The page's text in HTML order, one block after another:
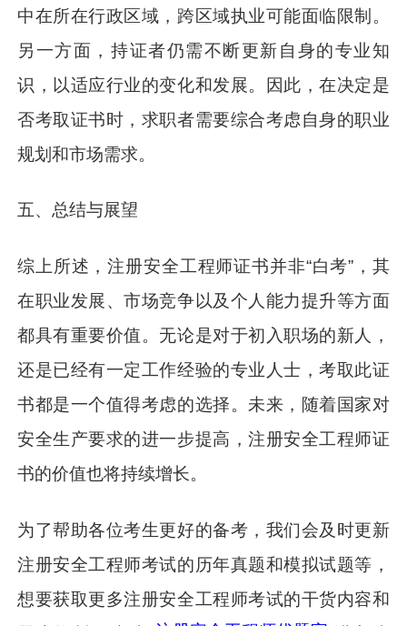
中在所在行政区域，跨区域执业可能面临限制。
另一方面，持证者仍需不断更新自身的专业知
识，以适应行业的变化和发展。因此，在决定是
否考取证书时，求职者需要综合考虑自身的职业
规划和市场需求。
五、总结与展望
综上所述，注册安全工程师证书并非“白考”，其
在职业发展、市场竞争以及个人能力提升等方面
都具有重要价值。无论是对于初入职场的新人，
还是已经有一定工作经验的专业人士，考取此证
书都是一个值得考虑的选择。未来，随着国家对
安全生产要求的进一步提高，注册安全工程师证
书的价值也将持续增长。
为了帮助各位考生更好的备考，我们会及时更新
注册安全工程师考试的历年真题和模拟试题等，
想要获取更多注册安全工程师考试的干货内容和